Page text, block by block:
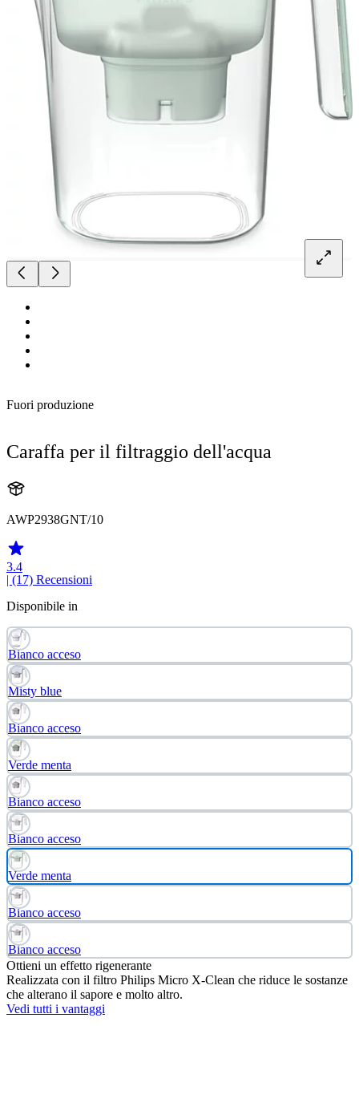
Fuori produzione
Caraffa per il filtraggio dell'acqua
AWP2938GNT/10
3.4
| (17) Recensioni
Disponibile in
Bianco acceso
Misty blue
Bianco acceso
Verde menta
Bianco acceso
Bianco acceso
Verde menta
Bianco acceso
Bianco acceso
Ottieni un effetto rigenerante
Realizzata con il filtro Philips Micro X-Clean che riduce le sostanze
che alterano il sapore e molto altro.
Vedi tutti i vantaggi